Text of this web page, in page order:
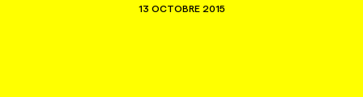
13 OCTOBRE 2015